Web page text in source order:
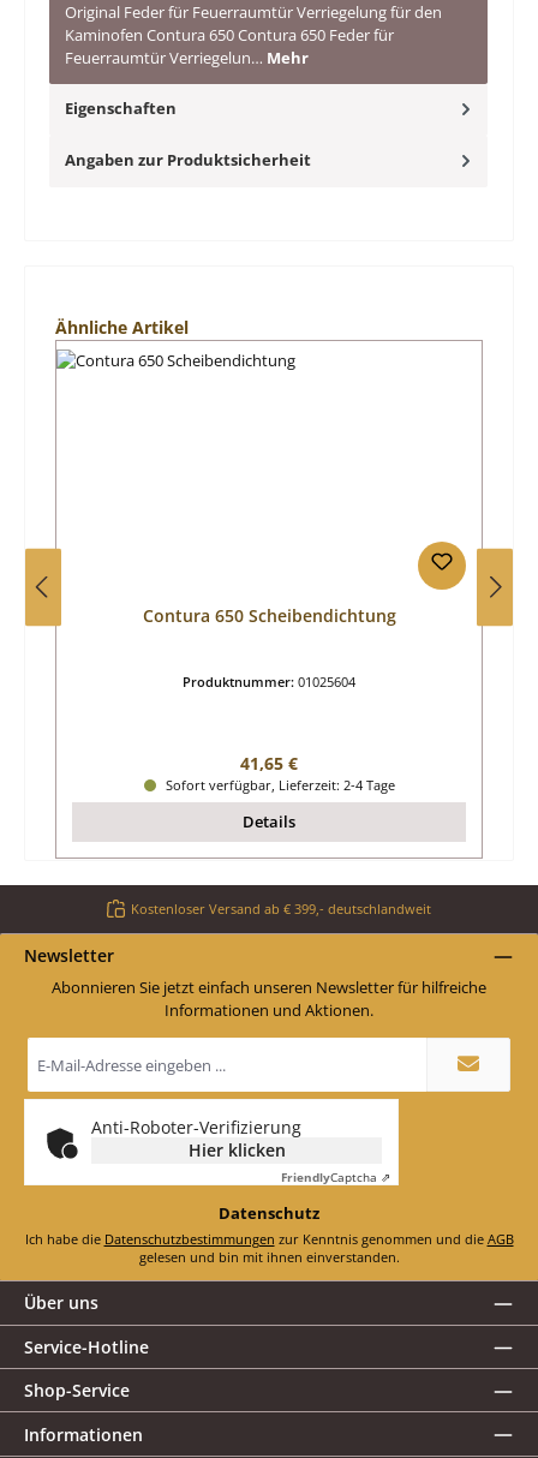
Original Feder für Feuerraumtür Verriegelung für den
Kaminofen Contura 650 Contura 650 Feder für
Feuerraumtür Verriegelun… Mehr
Eigenschaften
Angaben zur Produktsicherheit
Produktgalerie überspringen
Ähnliche Artikel
Contura 650 Scheibendichtung
Produktnummer: 01025604
Regulärer Preis:
41,65 €
Sofort verfügbar, Lieferzeit: 2-4 Tage
Details
Kostenloser Versand ab € 399,- deutschlandweit
Newsletter
Abonnieren Sie jetzt einfach unseren Newsletter für hilfreiche
Informationen und Aktionen.
Mail-
Adresse
*
Anti-Roboter-Verifizierung
Hier klicken
FriendlyCaptcha ⇗
Datenschutz
Ich habe die Datenschutzbestimmungen zur Kenntnis genommen und die AGB
gelesen und bin mit ihnen einverstanden.
Über uns
Service-Hotline
Shop-Service
Informationen